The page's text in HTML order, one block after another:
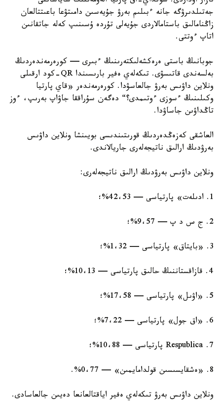
جەتىلدىرۋگە جانە ءبىلىم بەرۋ جۇيەسىن دامىتۋعا باعىتتالعان
زاڭنامالىق باستامالاردى جۇيەلى تۇردە ۇسىنىپ كەلە جاتقانىن
اتاپ ءوتتى.
جوبانىڭ باستى ەرەكشەلىكتەرىنىڭ ءبىرى — كورەرمەندەردىڭ
بەلسەندى قاتىسۋى. تىكەلەي ەفير بارىسىندا QR-كود ارقىلى
ونلاين داۋىس بەرۋ جالعاسۋدا. كورەرمەندەر «قاي پارتيا
وكىلىنىڭ ءسوزى ءوتىمدى؟“ دەگەن سۇراققا جاۋاپ بەرىپ، ءوز
تاڭداۋىن جاساۋدا.
العاشقى كەزەڭدەردىڭ قورىتىندىسى بويىنشا ونلاين داۋىس
بەرۋدىڭ ارالىق ناتيجەلەرى جاريالاندى.
ونلاين داۋىس بەرۋدىڭ ارالىق ناتيجەلەرى:
1. ادىلەت» پارتياسى — 42،53%؛
2. ج س د پ — 9،57%؛
3. «بايتاق» پارتياسى — 1،32%؛
4. قازاقستاننىڭ حالىق پارتياسى — 10،13%؛
5. «اۋىل» پارتياسى — 17،58%؛
6. «اق جول» پارتياسى — 7،22%؛
7. Respublica پارتياسى — 10،88%؛
8. «ەشقايسىسىن قولدامايمىن» — 0،77%.
ونلاين داۋىس بەرۋ تىكەلەي ەفير اياقتالعانعا دەيىن جالعاسادى.